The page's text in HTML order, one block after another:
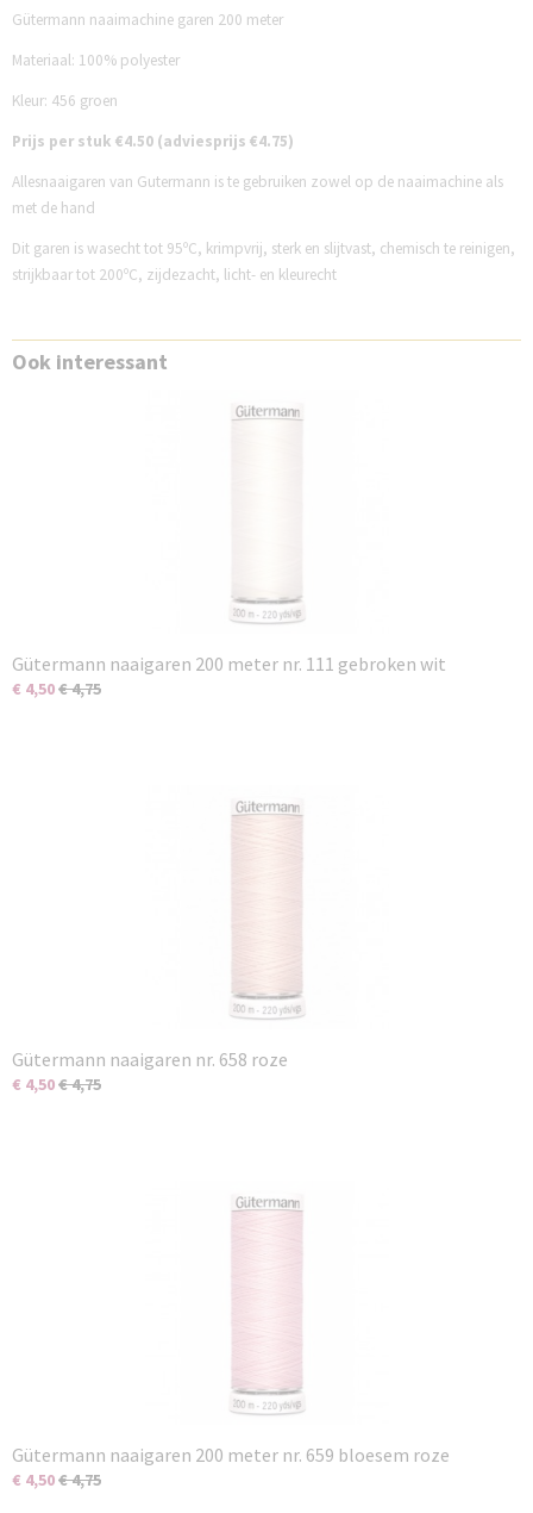
Gütermann naaimachine garen 200 meter
Materiaal: 100% polyester
Kleur: 456 groen
Prijs per stuk €4.50 (adviesprijs €4.75)
Allesnaaigaren van Gutermann is te gebruiken zowel op de naaimachine als
met de hand
Dit garen is wasecht tot 95ºC, krimpvrij, sterk en slijtvast, chemisch te reinigen,
strijkbaar tot 200ºC, zijdezacht, licht- en kleurecht
Ook interessant
Gütermann naaigaren 200 meter nr. 111 gebroken wit
€ 4,50€ 4,75
Gütermann naaigaren nr. 658 roze
€ 4,50€ 4,75
Gütermann naaigaren 200 meter nr. 659 bloesem roze
€ 4,50€ 4,75